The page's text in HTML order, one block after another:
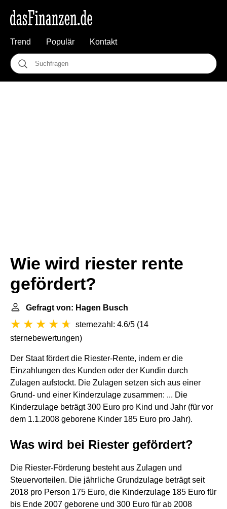
Trend Populär Kontakt
Wie wird riester rente
gefördert?
Gefragt von: Hagen Busch
sternezahl: 4.6/5 (14
sternebewertungen)
Der Staat fördert die Riester-Rente, indem er die
Einzahlungen des Kunden oder der Kundin durch
Zulagen aufstockt. Die Zulagen setzen sich aus einer
Grund- und einer Kinderzulage zusammen: ... Die
Kinderzulage beträgt 300 Euro pro Kind und Jahr (für vor
dem 1.1.2008 geborene Kinder 185 Euro pro Jahr).
Was wird bei Riester gefördert?
Die Riester-Förderung besteht aus Zulagen und
Steuervorteilen. Die jährliche Grundzulage beträgt seit
2018 pro Person 175 Euro, die Kinderzulage 185 Euro für
bis Ende 2007 geborene und 300 Euro für ab 2008